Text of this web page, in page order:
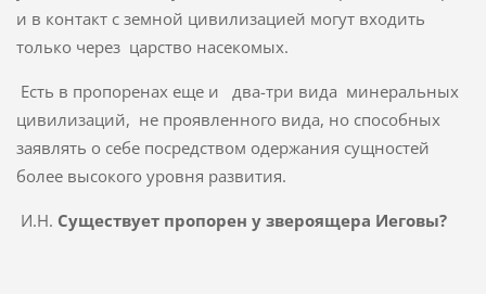
и в контакт с земной цивилизацией могут входить
только через царство насекомых.
Есть в пропоренах еще и два-три вида минеральных
цивилизаций, не проявленного вида, но способных
заявлять о себе посредством одержания сущностей
более высокого уровня развития.
И.Н. Существует пропорен у звероящера Иеговы?